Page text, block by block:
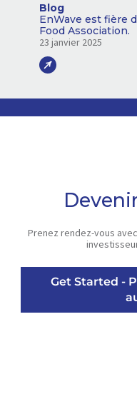
Blog
EnWave est fière
Food Association.
23 janvier 2025
Prenez rendez-vous
Get Started -